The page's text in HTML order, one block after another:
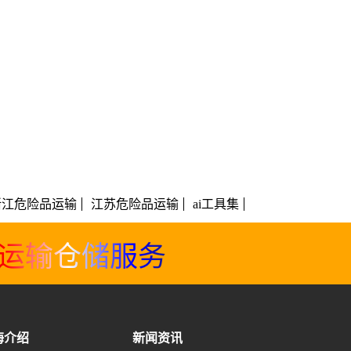
危险品运输 江苏危险品运输 ai工具集
输仓储服务
介绍 新闻资讯